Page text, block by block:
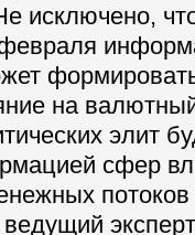
исключено,
февраля
на
элит
сфер
потоков
ведущий